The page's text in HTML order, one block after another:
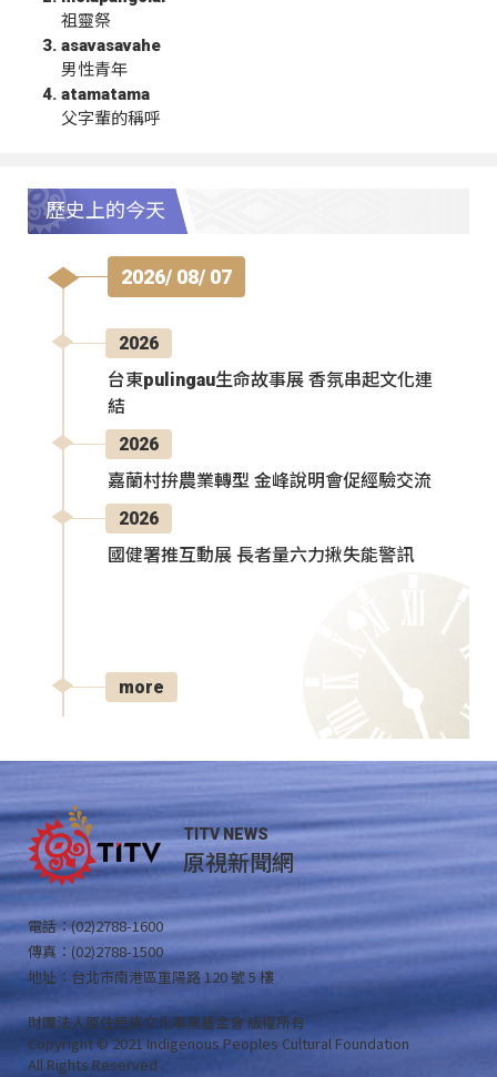
祖靈祭
asavasavahe
男性青年
atamatama
父字輩的稱呼
歷史上的今天
2026/ 08/ 07
2026
台東pulingau生命故事展 香氛串起文化連
結
2026
嘉蘭村拚農業轉型 金峰說明會促經驗交流
2026
國健署推互動展 長者量六力揪失能警訊
more
TITV NEWS
原視新聞網
電話：(02)2788-1600
傳真：(02)2788-1500
地址：台北市南港區重陽路 120 號 5 樓
財團法人原住民族文化事業基金會 版權所有
Copyright © 2021 Indigenous Peoples Cultural Foundation
All Rights Reserved .